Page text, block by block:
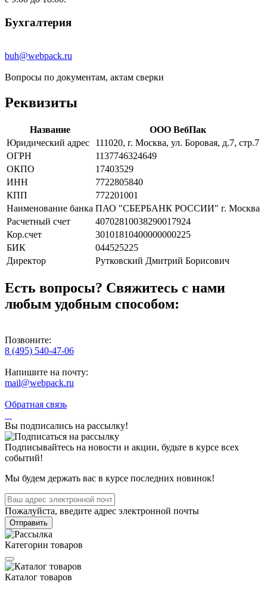
Бухгалтерия
buh@webpack.ru
Вопросы по документам, актам сверки
Реквизиты
Название
ООО ВебПак
Юридический адрес
111020, г. Москва, ул. Боровая, д.7, стр.7
ОГРН
1137746324649
ОКПО
17403529
ИНН
7722805840
КПП
772201001
Наименование банка ПАО "СБЕРБАНК РОССИИ" г. Москва
Расчетный счет
40702810038290017924
Кор.счет
30101810400000000225
БИК
044525225
Директор
Рутковский Дмитрий Борисович
Есть вопросы? Свяжитесь с нами
любым удобным способом:
Позвоните:
8 (495) 540-47-06
Напишите на почту:
mail@webpack.ru
Обратная связь
Вы подписались на рассылку!
Подписывайтесь на новости и акции, будьте в курсе всех
событий!
Мы будем держать вас в курсе последних новинок!
Пожалуйста, введите адрес электронной почты
Отправить
Категории товаров
Каталог товаров